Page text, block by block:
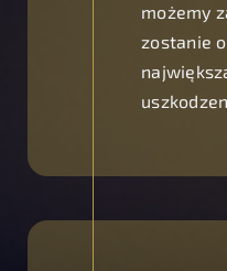
możemy
zostanie